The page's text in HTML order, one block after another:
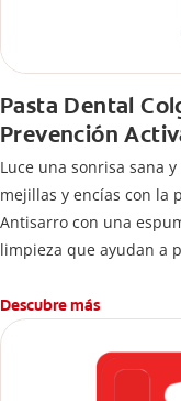
Pasta Dental
Prevención
Luce una sonrisa sana
mejillas y encías con la
Antisarro con una
limpieza que ayudan a
Descubre más